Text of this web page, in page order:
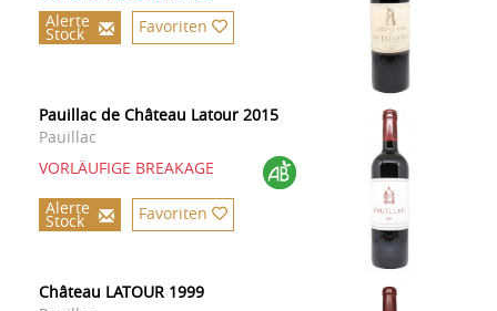
Alerte
Stock Favoriten
Pauillac de Château Latour 2015
Pauillac
VORLÄUFIGE BREAKAGE
Alerte
Stock Favoriten
Château LATOUR 1999